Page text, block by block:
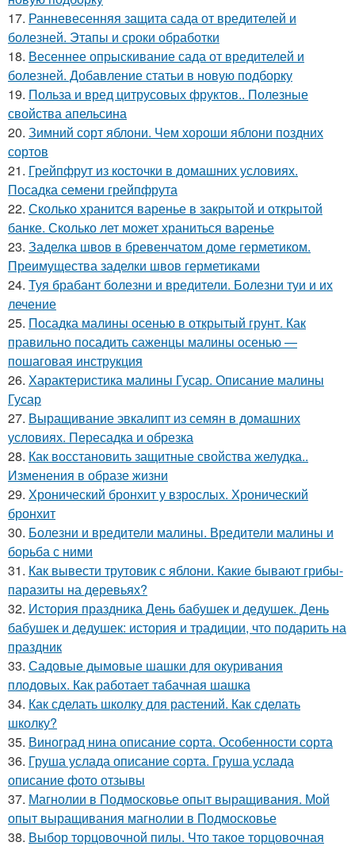
17. Ранневесенняя защита сада от вредителей и
болезней. Этапы и сроки обработки
18. Весеннее опрыскивание сада от вредителей и
болезней. Добавление статьи в новую подборку
19. Польза и вред цитрусовых фруктов.. Полезные
свойства апельсина
20. Зимний сорт яблони. Чем хороши яблони поздних
сортов
21. Грейпфрут из косточки в домашних условиях.
Посадка семени грейпфрута
22. Сколько хранится варенье в закрытой и открытой
банке. Сколько лет может храниться варенье
23. Заделка швов в бревенчатом доме герметиком.
Преимущества заделки швов герметиками
24. Туя брабант болезни и вредители. Болезни туи и их
лечение
25. Посадка малины осенью в открытый грунт. Как
правильно посадить саженцы малины осенью —
пошаговая инструкция
26. Характеристика малины Гусар. Описание малины
Гусар
27. Выращивание эвкалипт из семян в домашних
условиях. Пересадка и обрезка
28. Как восстановить защитные свойства желудка..
Изменения в образе жизни
29. Хронический бронхит у взрослых. Хронический
бронхит
30. Болезни и вредители малины. Вредители малины и
борьба с ними
31. Как вывести трутовик с яблони. Какие бывают грибы-
паразиты на деревьях?
32. История праздника День бабушек и дедушек. День
бабушек и дедушек: история и традиции, что подарить на
праздник
33. Садовые дымовые шашки для окуривания
плодовых. Как работает табачная шашка
34. Как сделать школку для растений. Как сделать
школку?
35. Виноград нина описание сорта. Особенности сорта
36. Груша услада описание сорта. Груша услада
описание фото отзывы
37. Магнолии в Подмосковье опыт выращивания. Мой
опыт выращивания магнолии в Подмосковье
38. Выбор торцовочной пилы. Что такое торцовочная